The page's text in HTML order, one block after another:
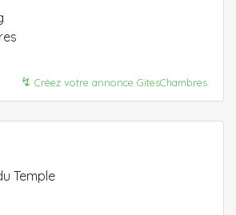
↯ Créez votre annonce GitesChambres
Temple